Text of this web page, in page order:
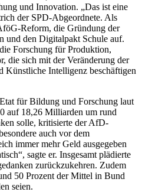
und Innovation. „Das ist eine
der SPD-Abgeordnete. Als
Reform, die Gründung der
und den Digitalpakt Schule auf.
Forschung für Produktion,
die sich mit der Veränderung der
Intelligenz beschäftigen
für Bildung und Forschung laut
auf 18,26 Milliarden um rund
solle, kritisierte der AfD-
auch vor dem
immer mehr Geld ausgegeben
sagte er. Insgesamt plädierte
zurückzukehren. Zudem
50 Prozent der Mittel in Bund
seien.